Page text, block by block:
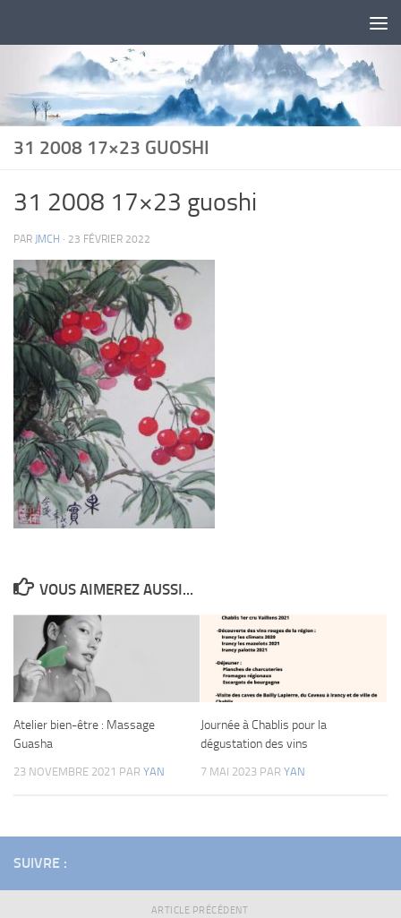
31 2008 17×23 GUOSHI
31 2008 17×23 guoshi
PAR JMCH · 23 FÉVRIER 2022
VOUS AIMEREZ AUSSI...
Atelier bien-être : Massage
Guasha
23 NOVEMBRE 2021 PAR YAN
Journée à Chablis pour la
dégustation des vins
7 MAI 2023 PAR YAN
SUIVRE :
ARTICLE PRÉCÉDENT